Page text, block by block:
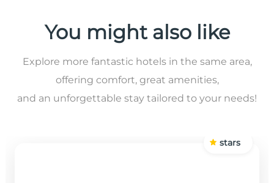
You might also like
Explore more fantastic hotels in the same area,
offering comfort, great amenities,
and an unforgettable stay tailored to your needs!
stars